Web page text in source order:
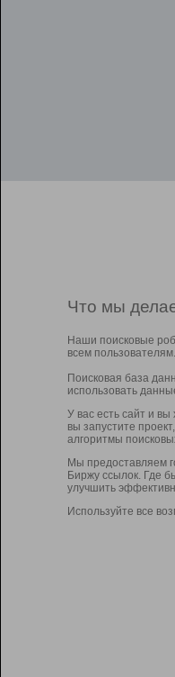
Что мы
Наши поисковые
всем пользователям.
Поисковая база
использовать
У вас есть сайт и
вы запустите
алгоритмы
Мы предоставляем
Биржу ссылок. Где
улучшить
Используйте все